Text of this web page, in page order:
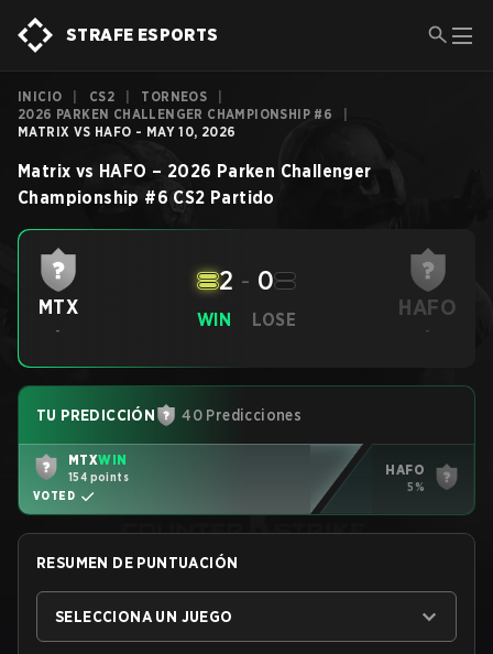
STRAFE ESPORTS
INICIO CS2 TORNEOS
2026 PARKEN CHALLENGER CHAMPIONSHIP #6
MATRIX VS HAFO - MAY 10, 2026
Matrix vs HAFO – 2026 Parken Challenger
Championship #6 CS2 Partido
MTX
-
WIN
2 - 0
LOSE HAFO
-
TU PREDICCIÓN 40 Predicciones
MTXWIN
154 points
VOTED
HAFO
5%
RESUMEN DE PUNTUACIÓN
SELECCIONA UN JUEGO